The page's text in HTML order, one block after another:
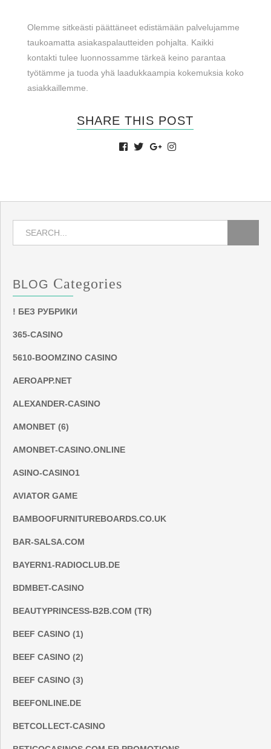
Olemme sitkeästi päättäneet edistämään palvelujamme
taukoamatta asiakaspalautteiden pohjalta. Kaikki
kontakti tulee luonnossamme tärkeä keino parantaa
työtämme ja tuoda yhä laadukkaampia kokemuksia koko
asiakkaillemme.
SHARE THIS POST
BLOG Categories
! БЕЗ РУБРИКИ
365-CASINO
5610-BOOMZINO CASINO
AEROAPP.NET
ALEXANDER-CASINO
AMONBET (6)
AMONBET-CASINO.ONLINE
ASINO-CASINO1
AVIATOR GAME
BAMBOOFURNITUREBOARDS.CO.UK
BAR-SALSA.COM
BAYERN1-RADIOCLUB.DE
BDMBET-CASINO
BEAUTYPRINCESS-B2B.COM (TR)
BEEF CASINO (1)
BEEF CASINO (2)
BEEF CASINO (3)
BEEFONLINE.DE
BETCOLLECT-CASINO